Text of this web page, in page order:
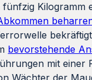
Kilogramm
bevorstehende
mit einer